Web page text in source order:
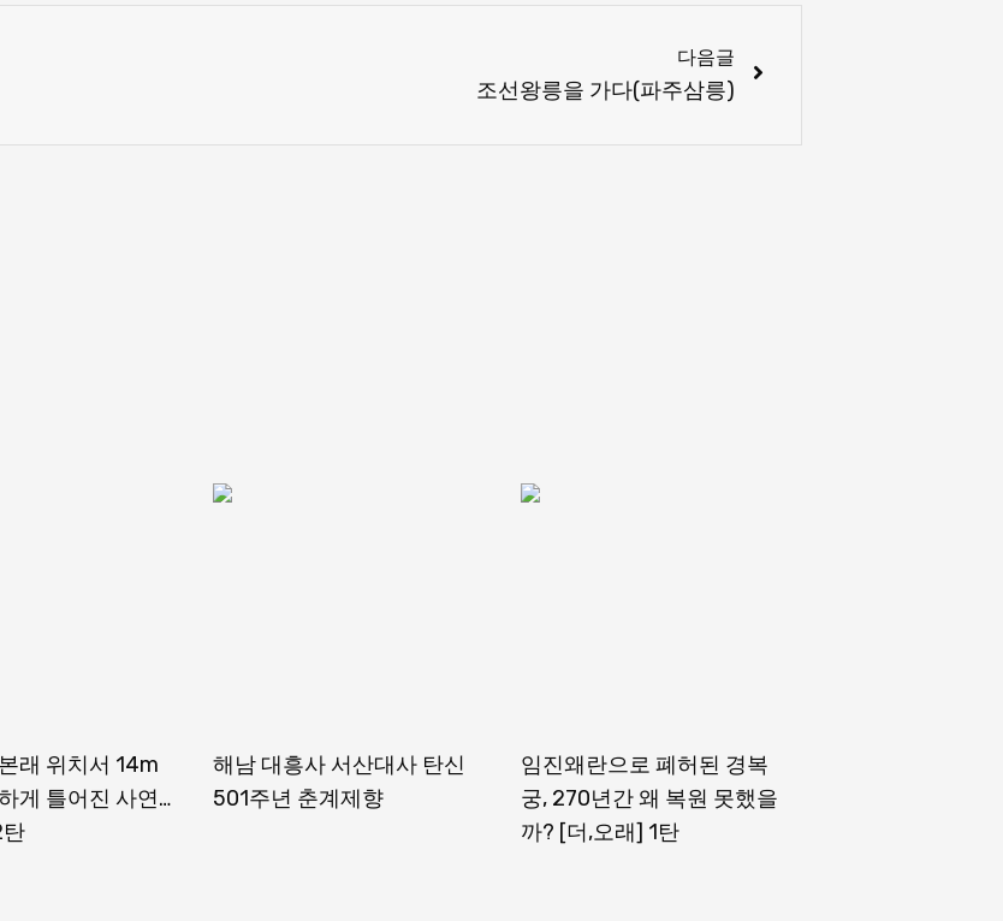
다음글
조선왕릉을 가다(파주삼릉)
래 위치서 14m
게 틀어진 사연…
해남 대흥사 서산대사 탄신
501주년 춘계제향
임진왜란으로 폐허된 경복
궁, 270년간 왜 복원 못했을
까? [더,오래] 1탄